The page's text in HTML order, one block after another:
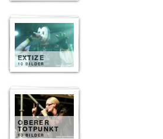
EXTIZE
10 BILDER
OBERER
TOTPUNKT
10 BILDER